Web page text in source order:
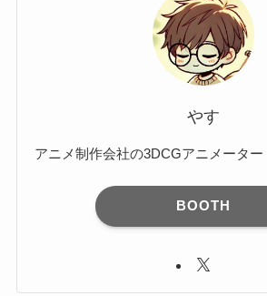
やす
アニメ制作会社の3DCGアニメーター
BOOTH